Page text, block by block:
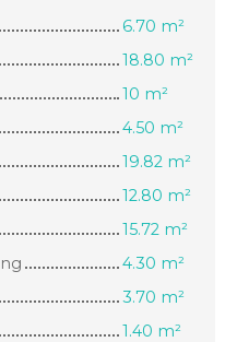
6.70 m²
18.80 m²
10 m²
4.50 m²
19.82 m²
12.80 m²
15.72 m²
4.30 m²
3.70 m²
1.40 m²